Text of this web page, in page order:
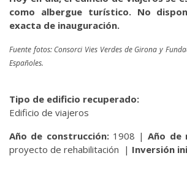
como albergue turístico. No
exacta de inauguración.
Fuente fotos: Consorci Vies Verdes de Girona y
Españoles.
Tipo de edificio recuperado:
Edificio de viajeros
Año de construcción: 1908 |Año de
proyecto de rehabilitación | Inversión